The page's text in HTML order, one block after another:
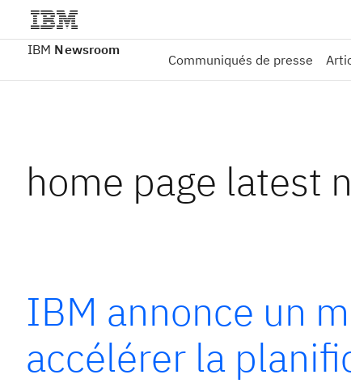
IBM Newsroom
Communiqués de presse
home page latest
IBM annonce un
accélérer la